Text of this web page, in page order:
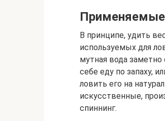
Применяемые
В принципе, удить
используемых для
мутная вода заметно
себе еду по запаху,
ловить его на
искусственные,
спиннинг.